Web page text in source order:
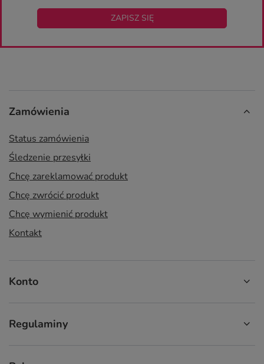
ZAPISZ SIĘ
Zamówienia
Status zamówienia
Śledzenie przesyłki
Chcę zareklamować produkt
Chcę zwrócić produkt
Chcę wymienić produkt
Kontakt
Konto
Regulaminy